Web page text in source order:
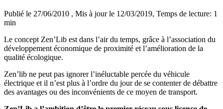
Publié le 27/06/2010 , Mis à jour le 12/03/2019, Temps de lecture: 1
min
Le concept Zen’Lib est dans l’air du temps, grâce à l’association du
développement économique de proximité et l’amélioration de la
qualité écologique.
Zen’lib ne peut pas ignorer l’inéluctable percée du véhicule
électrique et il n’est plus à l’ordre du jour de se contenter de débattre
des avantages ou des inconvénients de ce moyen de transport.